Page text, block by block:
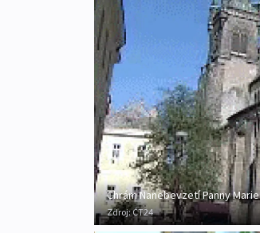
Chrám Nanebevzetí Panny Marie
Zdroj:ČT24